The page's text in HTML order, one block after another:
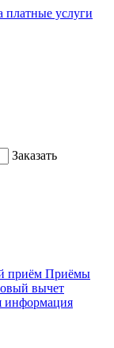
платные услуги
Заказать
приём Приёмы
вычет
информация